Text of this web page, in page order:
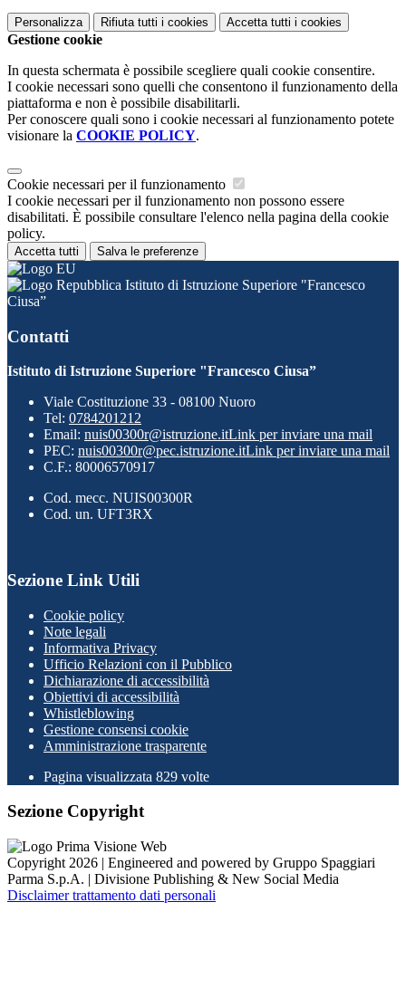
Personalizza Rifiuta tutti i cookies Accetta tutti i cookies
Gestione cookie
In questa schermata è possibile scegliere quali cookie consentire.
I cookie necessari sono quelli che consentono il funzionamento della
piattaforma e non è possibile disabilitarli.
Per conoscere quali sono i cookie necessari al funzionamento potete
visionare la COOKIE POLICY.
Cookie necessari per il funzionamento
I cookie necessari per il funzionamento non possono essere
disabilitati. È possibile consultare l'elenco nella pagina della cookie
policy.
Accetta tutti Salva le preferenze
Istituto di Istruzione Superiore "Francesco
Ciusa”
Contatti
Istituto di Istruzione Superiore "Francesco Ciusa”
Viale Costituzione 33 - 08100 Nuoro
Tel: 0784201212
Email: nuis00300r@istruzione.itLink per inviare una mail
PEC: nuis00300r@pec.istruzione.itLink per inviare una mail
C.F.: 80006570917
Cod. mecc. NUIS00300R
Cod. un. UFT3RX
Sezione Link Utili
Cookie policy
Note legali
Informativa Privacy
Ufficio Relazioni con il Pubblico
Dichiarazione di accessibilità
Obiettivi di accessibilità
Whistleblowing
Gestione consensi cookie
Amministrazione trasparente
Pagina visualizzata 829 volte
Sezione Copyright
Copyright 2026 | Engineered and powered by Gruppo Spaggiari
Parma S.p.A. | Divisione Publishing & New Social Media
Disclaimer trattamento dati personali